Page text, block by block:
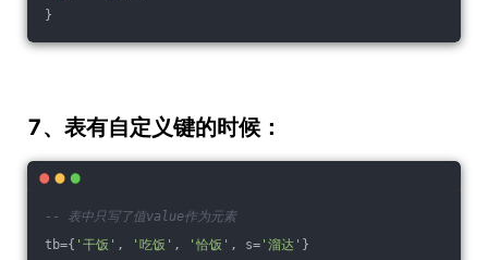
}
7、表有自定义键的时候：
-- 表中只写了值value作为元素
tb={ '干饭' , '吃饭' , '恰饭' , s= '溜达' }